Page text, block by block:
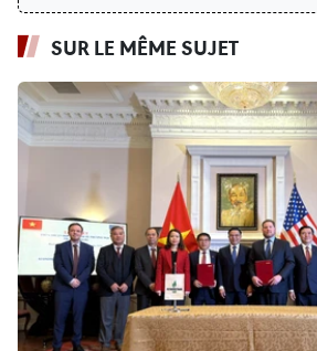
SUR LE MÊME SUJET